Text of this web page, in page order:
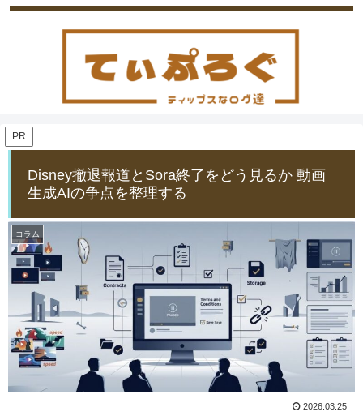
PR
Disney撤退報道とSora終了をどう見るか 動画
生成AIの争点を整理する
コラム
2026.03.25